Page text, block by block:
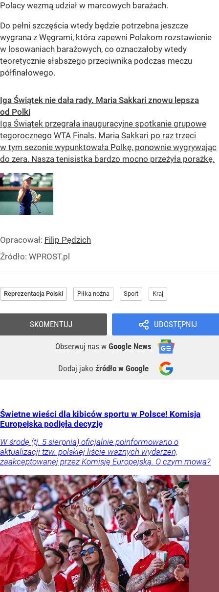
Polacy wezmą udział w marcowych barażach.
Do pełni szczęścia wtedy będzie potrzebna jeszcze
wygrana z Węgrami, która zapewni Polakom rozstawienie
w losowaniach barażowych, co oznaczałoby wtedy
teoretycznie słabszego przeciwnika podczas meczu
półfinałowego.
Iga Świątek nie dała rady. Maria Sakkari znowu lepsza
od Polki
Iga Świątek przegrała inauguracyjne spotkanie grupowe
tegorocznego WTA Finals. Maria Sakkari po raz trzeci
w tym sezonie wypunktowała Polkę, ponownie wygrywając
do zera. Nasza tenisistka bardzo mocno przeżyła porażkę.
Opracował: Filip Pędzich
Źródło: WPROST.pl
Reprezentacja Polski Piłka nożna Sport Kraj
UDOSTĘPNIJ
Obserwuj nas w Google News
Dodaj jako źródło w Google
SKOMENTUJ
Świetne wieści dla kibiców sportu w Polsce! Komisja
Europejska podjęła decyzję
W środę (tj. 5 sierpnia) oficjalnie poinformowano o
aktualizacji tzw. polskiej liście ważnych wydarzeń,
zaakceptowanej przez Komisję Europejską. O czym mowa?